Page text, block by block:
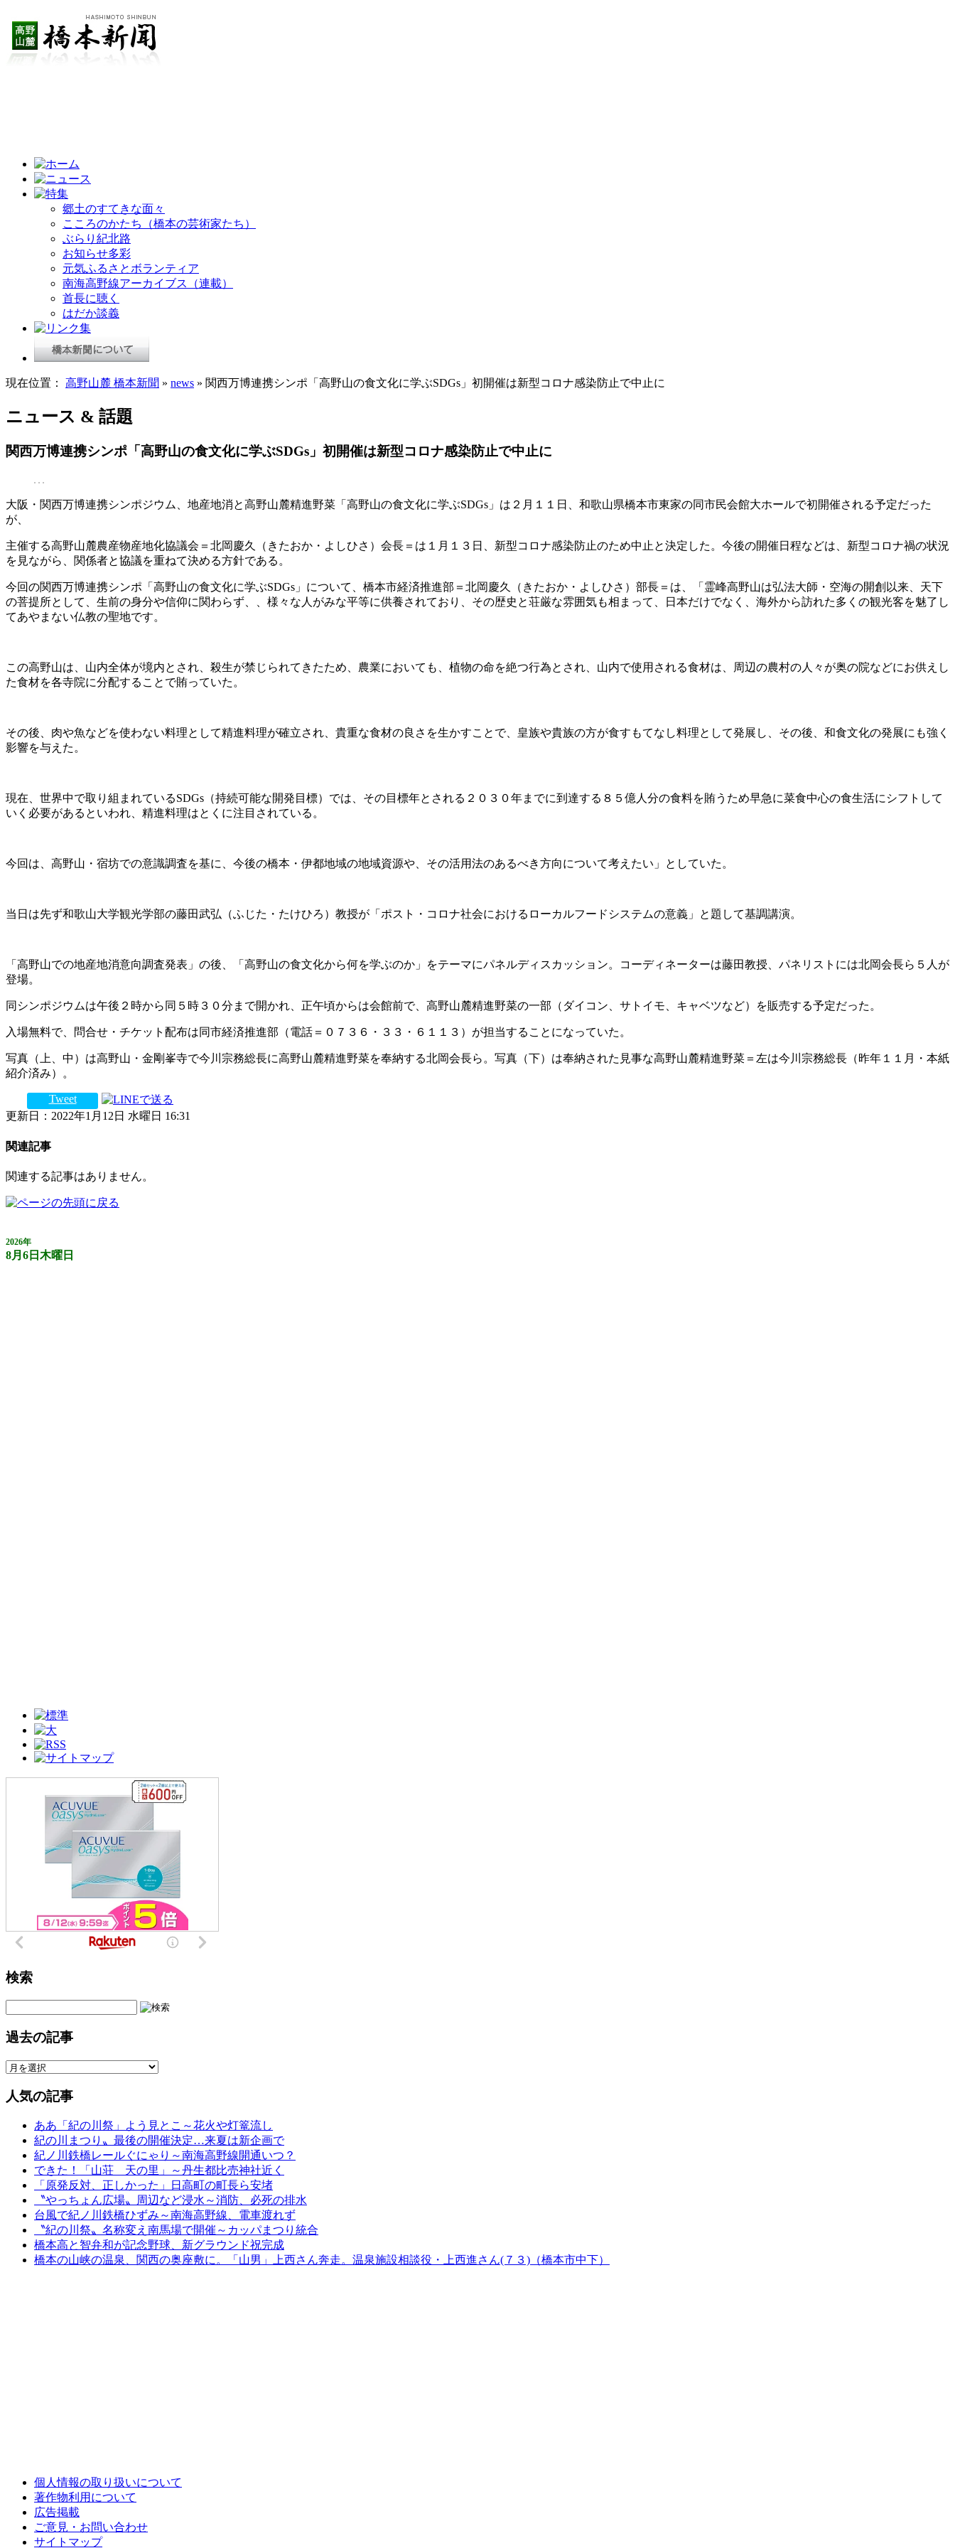
郷土のすてきな面々
こころのかたち（橋本の芸術家たち）
ぶらり紀北路
お知らせ多彩
元気ふるさとボランティア
南海高野線アーカイブス（連載）
首長に聴く
はだか談義
現在位置： 高野山麓 橋本新聞 » news » 関西万博連携シンポ「高野山の食文化に学ぶSDGs」初開催は新型コロナ感染防止で中止に
ニュース & 話題
関西万博連携シンポ「高野山の食文化に学ぶSDGs」初開催は新型コロナ感染防止で中止に
大阪・関西万博連携シンポジウム、地産地消と高野山麓精進野菜「高野山の食文化に学ぶSDGs」は２月１１日、和歌山県橋本市東家の同市民会館大ホールで初開催される予定だった
が、
主催する高野山麓農産物産地化協議会＝北岡慶久（きたおか・よしひさ）会長＝は１月１３日、新型コロナ感染防止のため中止と決定した。今後の開催日程などは、新型コロナ禍の状況
を見ながら、関係者と協議を重ねて決める方針である。
今回の関西万博連携シンポ「高野山の食文化に学ぶSDGs」について、橋本市経済推進部＝北岡慶久（きたおか・よしひさ）部長＝は、「霊峰高野山は弘法大師・空海の開創以来、天下
の菩提所として、生前の身分や信仰に関わらず、、様々な人がみな平等に供養されており、その歴史と荘厳な雰囲気も相まって、日本だけでなく、海外から訪れた多くの観光客を魅了し
てあやまない仏教の聖地です。
この高野山は、山内全体が境内とされ、殺生が禁じられてきたため、農業においても、植物の命を絶つ行為とされ、山内で使用される食材は、周辺の農村の人々が奥の院などにお供えし
た食材を各寺院に分配することで賄っていた。
その後、肉や魚などを使わない料理として精進料理が確立され、貴重な食材の良さを生かすことで、皇族や貴族の方が食すもてなし料理として発展し、その後、和食文化の発展にも強く
影響を与えた。
現在、世界中で取り組まれているSDGs（持続可能な開発目標）では、その目標年とされる２０３０年までに到達する８５億人分の食料を賄うため早急に菜食中心の食生活にシフトして
いく必要があるといわれ、精進料理はとくに注目されている。
今回は、高野山・宿坊での意識調査を基に、今後の橋本・伊都地域の地域資源や、その活用法のあるべき方向について考えたい」としていた。
当日は先ず和歌山大学観光学部の藤田武弘（ふじた・たけひろ）教授が「ポスト・コロナ社会におけるローカルフードシステムの意義」と題して基調講演。
「高野山での地産地消意向調査発表」の後、「高野山の食文化から何を学ぶのか」をテーマにパネルディスカッション。コーディネーターは藤田教授、パネリストには北岡会長ら５人が
登場。
同シンポジウムは午後２時から同５時３０分まで開かれ、正午頃からは会館前で、高野山麓精進野菜の一部（ダイコン、サトイモ、キャベツなど）を販売する予定だった。
入場無料で、問合せ・チケット配布は同市経済推進部（電話＝０７３６・３３・６１１３）が担当することになっていた。
写真（上、中）は高野山・金剛峯寺で今川宗務総長に高野山麓精進野菜を奉納する北岡会長ら。写真（下）は奉納された見事な高野山麓精進野菜＝左は今川宗務総長（昨年１１月・本紙
紹介済み）。
Tweet
更新日：2022年1月12日 水曜日 16:31
関連記事
関連する記事はありません。
2026年
8月6日木曜日
検索
過去の記事
人気の記事
ああ「紀の川祭」よう見とこ～花火や灯篭流し
紀の川まつり〟最後の開催決定…来夏は新企画で
紀ノ川鉄橋レールぐにゃり～南海高野線開通いつ？
できた！「山荘 天の里」～丹生都比売神社近く
「原発反対、正しかった」日高町の町長ら安堵
〝やっちょん広場〟周辺など浸水～消防、必死の排水
台風で紀ノ川鉄橋ひずみ～南海高野線、電車渡れず
〝紀の川祭〟名称変え南馬場で開催～カッパまつり統合
橋本高と智弁和が記念野球、新グラウンド祝完成
橋本の山峡の温泉、関西の奥座敷に。「山男」上西さん奔走。温泉施設相談役・上西進さん(７３)（橋本市中下）
個人情報の取り扱いについて
著作物利用について
広告掲載
ご意見・お問い合わせ
サイトマップ